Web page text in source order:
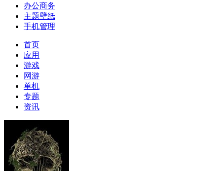
办公商务
主题壁纸
手机管理
首页
应用
游戏
网游
单机
专题
资讯